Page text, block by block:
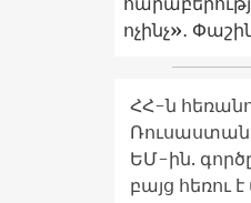
ոչինչ»․
ՀՀ-ն
ԵՄ-ին.
բայց հեռու